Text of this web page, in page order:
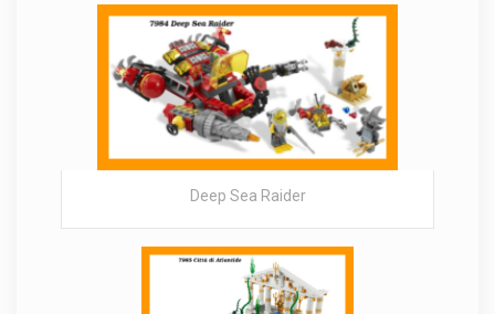
Deep Sea Raider